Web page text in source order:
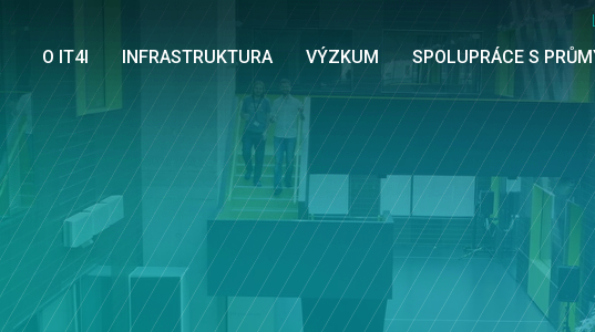
O IT4I INFRASTRUKTURA VÝZKUM SPOLUPRÁCE S